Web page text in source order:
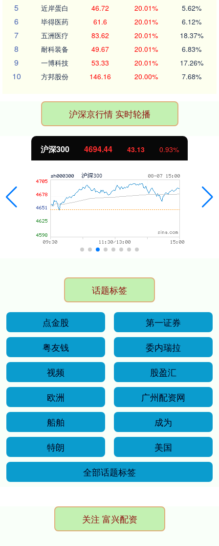
5 近岸蛋白 46.72 20.01% 5.62%
6 毕得医药 61.6 20.01% 6.12%
7 五洲医疗 83.62 20.01% 18.37%
8 耐科装备 49.67 20.01% 6.83%
9 一博科技 53.33 20.01% 17.26%
10 方邦股份 146.16 20.00% 7.68%
沪深京行情 实时轮播
北证50 1134.24 11.37 1.01%
话题标签
点金股
第一证券
粤友钱
委内瑞拉
视频
股盈汇
欧洲
广州配资网
船舶
成为
特朗
美国
全部话题标签
关注 富兴配资